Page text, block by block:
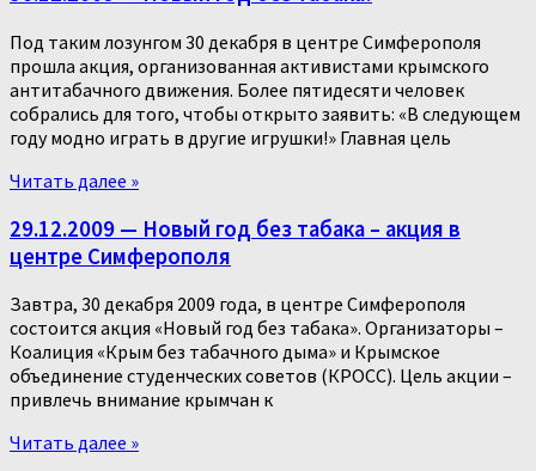
Под таким лозунгом 30 декабря в центре Симферополя
прошла акция, организованная активистами крымского
антитабачного движения. Более пятидесяти человек
собрались для того, чтобы открыто заявить: «В следующем
году модно играть в другие игрушки!» Главная цель
Читать далее »
29.12.2009 — Новый год без табака – акция в
центре Симферополя
Завтра, 30 декабря 2009 года, в центре Симферополя
состоится акция «Новый год без табака». Организаторы –
Коалиция «Крым без табачного дыма» и Крымское
объединение студенческих советов (КРОСС). Цель акции –
привлечь внимание крымчан к
Читать далее »